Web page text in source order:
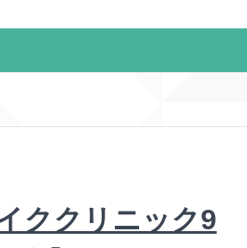
ククリニック9